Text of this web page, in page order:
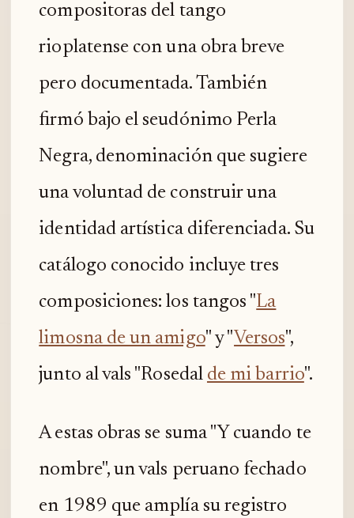
compositoras del tango
rioplatense con una obra breve
pero documentada. También
firmó bajo el seudónimo Perla
Negra, denominación que sugiere
una voluntad de construir una
identidad artística diferenciada. Su
catálogo conocido incluye tres
composiciones: los tangos "La
limosna de un amigo" y "Versos",
junto al vals "Rosedal de mi barrio".
A estas obras se suma "Y cuando te
nombre", un vals peruano fechado
en 1989 que amplía su registro